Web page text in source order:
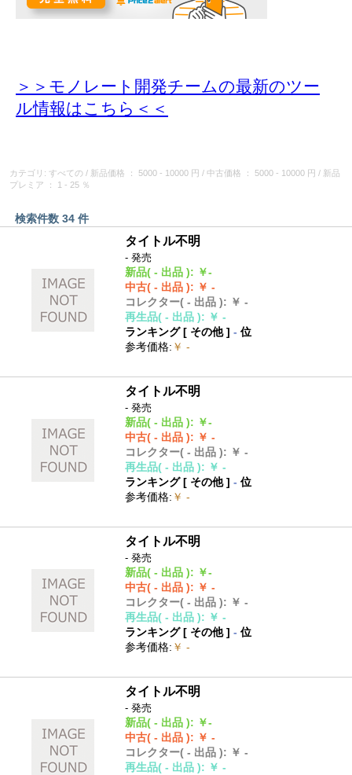
＞＞モノレート開発チームの最新のツー
ル情報はこちら＜＜
カテゴリ: すべての / 新品価格 ： 5000 - 10000 円 / 中古価格 ： 5000 - 10000 円 / 新品
プレミア
： 1 - 25 ％
検索件数 34 件
タイトル不明
- 発売
新品( - 出品 ): ￥-
中古( - 出品 ): ￥ -
コレクター( - 出品 ): ￥ -
再生品( - 出品 ): ￥ -
ランキング [ その他]- 位
参考価格: ￥ -
タイトル不明
- 発売
新品( - 出品 ): ￥-
中古( - 出品 ): ￥ -
コレクター( - 出品 ): ￥ -
再生品( - 出品 ): ￥ -
ランキング [ その他]- 位
参考価格: ￥ -
タイトル不明
- 発売
新品( - 出品 ): ￥-
中古( - 出品 ): ￥ -
コレクター( - 出品 ): ￥ -
再生品( - 出品 ): ￥ -
ランキング [ その他]- 位
参考価格: ￥ -
タイトル不明
- 発売
新品( - 出品 ): ￥-
中古( - 出品 ): ￥ -
コレクター( - 出品 ): ￥ -
再生品( - 出品 ): ￥ -